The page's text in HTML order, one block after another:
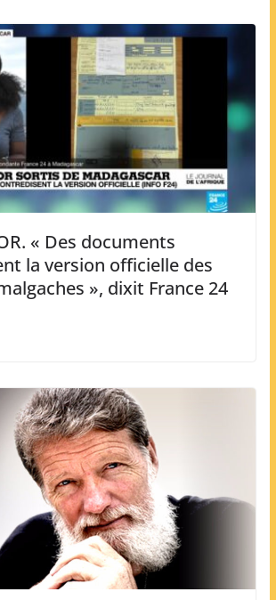
« Des documents
la version officielle des
», dixit France 24